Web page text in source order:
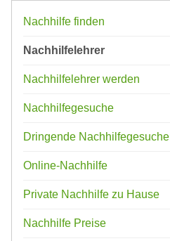
Nachhilfe finden
Nachhilfelehrer
Nachhilfelehrer werden
Nachhilfegesuche
Dringende Nachhilfegesuche
Online-Nachhilfe
Private Nachhilfe zu Hause
Nachhilfe Preise